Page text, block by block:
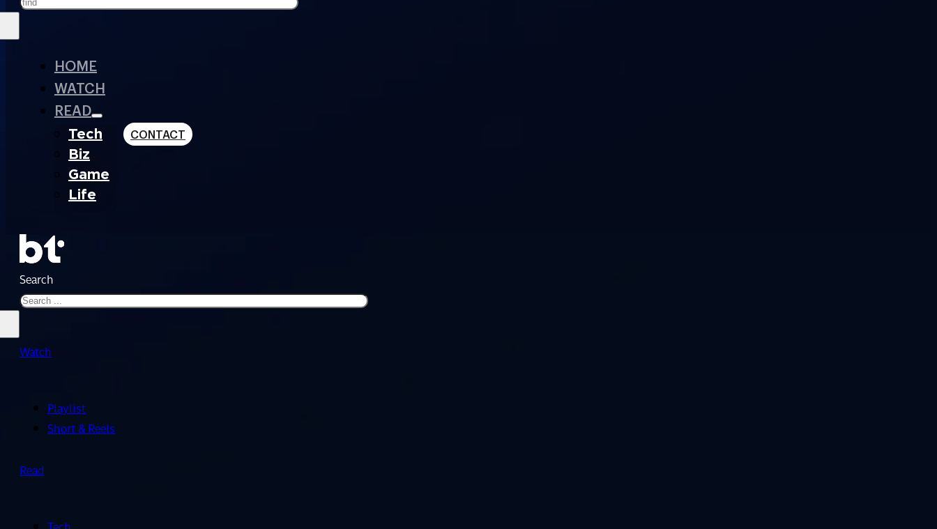
HOME
WATCH
READ
Tech
Biz
Game
Life
CONTACT
Search
Watch
Playlist
Short & Reels
Read